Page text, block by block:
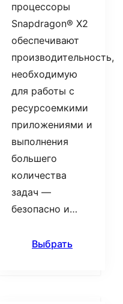
процессоры
Snapdragon® X2
обеспечивают
производительность,
необходимую
для работы с
ресурсоемкими
приложениями и
выполнения
большего
количества
задач —
безопасно и…
Выбрать